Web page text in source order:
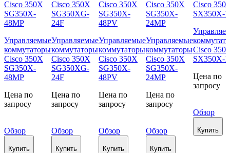
Управляемые
коммутаторы
Cisco 350X
SG350X-
48MP
Цена по
запросу
Обзор
Купить
Управляемые
коммутаторы
Cisco 350X
SG350XG-
24F
Цена по
запросу
Обзор
Купить
Управляемые
коммутаторы
Cisco 350X
SG350X-
48PV
Цена по
запросу
Обзор
Купить
Управляемые
коммутаторы
Cisco 350X
SG350X-
24MP
Цена по
запросу
Обзор
Купить
Cisco
SX350X-
Цена по
запросу
Обзор
Купить